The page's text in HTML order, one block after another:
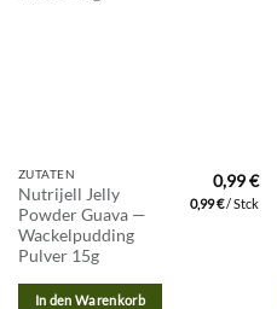
ZUTATEN
Nutrijell Jelly
Powder Guava —
Wackelpudding
Pulver 15g
0,99€
0,99€/Stck
In den Warenkorb